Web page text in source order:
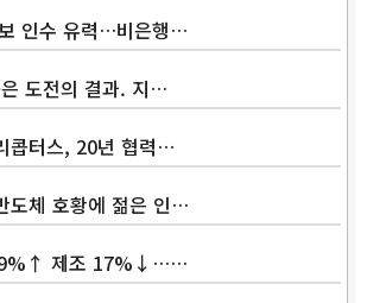
인수 유력…비은행…
도전의 결과. 지…
콥터스, 20년 협력…
도체 호황에 젊은 인…
제조 17%↓……